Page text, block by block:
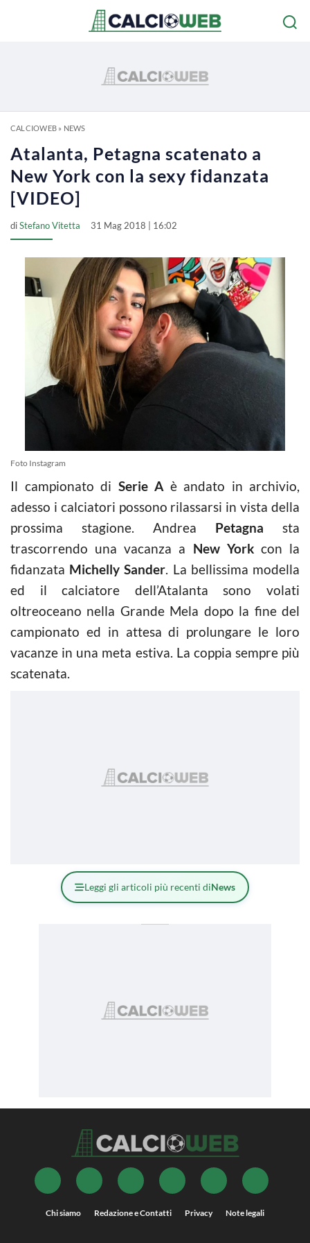
CALCIOWEB» NEWS
Atalanta, Petagna scatenato a
New York con la sexy fidanzata
[VIDEO]
diStefano Vitetta 31 Mag 2018 | 16:02
Foto Instagram
Il campionato di Serie A è andato in archivio,
adesso i calciatori possono rilassarsi in vista della
prossima stagione. Andrea Petagna sta
trascorrendo una vacanza a New Yorkcon la
fidanzata Michelly Sander. La bellissima modella
ed il calciatore dell’Atalanta sono volati
oltreoceano nella Grande Mela dopo la fine del
campionato ed in attesa di prolungare le loro
vacanze in una meta estiva. La coppia sempre più
scatenata.
Leggi gli articoli più recenti diNews
Chi siamo Redazione e Contatti Privacy Note legali